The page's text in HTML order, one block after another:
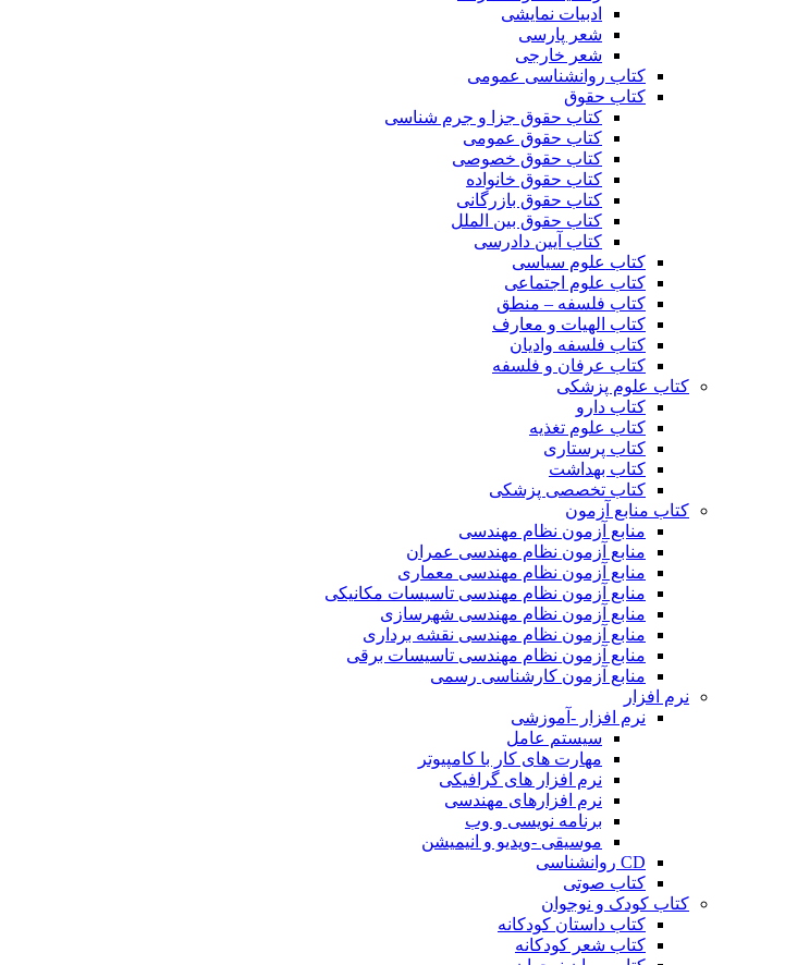
ادبیات نمایشی
شعر پارسی
شعر خارجی
کتاب روانشناسی عمومی
کتاب حقوق
کتاب حقوق جزا و جرم شناسی
کتاب حقوق عمومی
کتاب حقوق خصوصی
کتاب حقوق خانواده
کتاب حقوق بازرگانی
کتاب حقوق بین الملل
کتاب آیین دادرسی
کتاب علوم سیاسی
کتاب علوم اجتماعی
کتاب فلسفه – منطق
کتاب الهیات و معارف
کتاب فلسفه وادیان
کتاب عرفان و فلسفه
کتاب علوم پزشکی
کتاب دارو
کتاب علوم تغذیه
کتاب پرستاری
کتاب بهداشت
کتاب تخصصی پزشکی
کتاب منابع آزمون
منابع آزمون نظام مهندسی
منابع آزمون نظام مهندسی عمران
منابع آزمون نظام مهندسی معماری
منابع آزمون نظام مهندسی تاسیسات مکانیکی
منابع آزمون نظام مهندسی شهرسازی
منابع آزمون نظام مهندسی نقشه برداری
منابع آزمون نظام مهندسی تاسیسات برقی
منابع آزمون کارشناسی رسمی
نرم افزار
نرم افزار -آموزشی
سیستم عامل
مهارت های کار با کامپیوتر
نرم افزار های گرافیکی
نرم افزارهای مهندسی
برنامه نویسی و وب
موسیقی -ویدیو و انیمیشن
CD روانشناسی
کتاب صوتی
کتاب کودک و نوجوان
کتاب داستان کودکانه
کتاب شعر کودکانه